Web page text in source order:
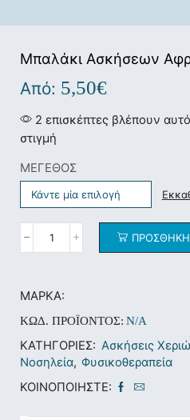
Μπαλάκι Ασκήσεων
Από: 5,50€
2 επισκέπτες βλέπουν
στιγμή
ΜΕΓΕΘΟΣ
ΜΆΡΚΑ:
ΚΩΔ. ΠΡΟΪΌΝΤΟΣ: N/A
ΚΑΤΗΓΟΡΊΕΣ: Ασκήσεις
Νοσηλεία, Φυσικοθεραπεία
ΚΟΙΝΟΠΟΙΉΣΤΕ: